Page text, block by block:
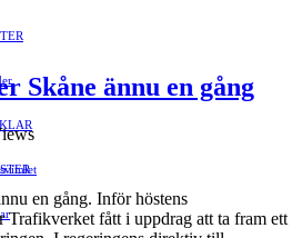
Skåne ännu en gång
en gång. Inför höstens
Trafikverket fått i uppdrag att ta fram ett